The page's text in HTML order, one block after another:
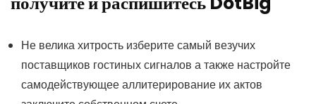
Не велика хитрость изберите самый везучих
поставщиков гостиных сигналов а также настройте
самодействующее аллитерирование их актов